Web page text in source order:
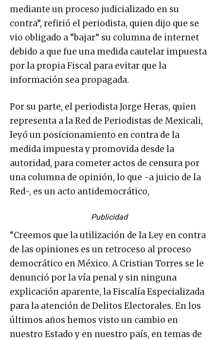
mediante un proceso judicializado en su
contra”, refirió el periodista, quien dijo que se
vio obligado a “bajar” su columna de internet
debido a que fue una medida cautelar impuesta
por la propia Fiscal para evitar que la
información sea propagada.
Por su parte, el periodista Jorge Heras, quien
representa a la Red de Periodistas de Mexicali,
leyó un posicionamiento en contra de la
medida impuesta y promovida desde la
autoridad, para cometer actos de censura por
una columna de opinión, lo que -a juicio de la
Red-, es un acto antidemocrático,
Publicidad
“Creemos que la utilización de la Ley en contra
de las opiniones es un retroceso al proceso
democrático en México. A Cristian Torres se le
denunció por la vía penal y sin ninguna
explicación aparente, la Fiscalía Especializada
para la atención de Delitos Electorales. En los
últimos años hemos visto un cambio en
nuestro Estado y en nuestro país, en temas de